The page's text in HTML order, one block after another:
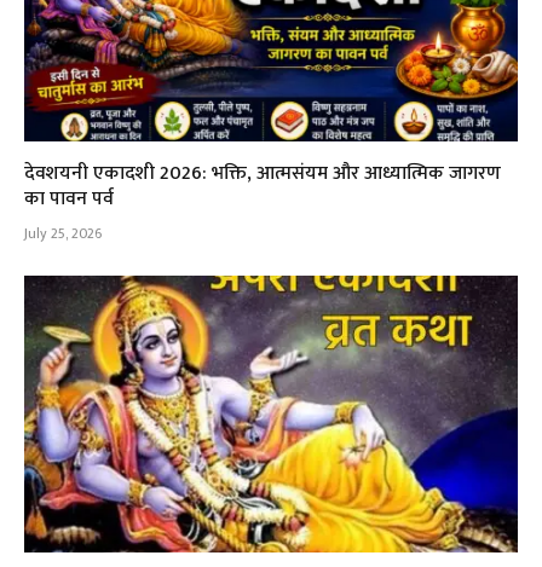
देवशयनी एकादशी 2026: भक्ति, आत्मसंयम और आध्यात्मिक जागरण
का पावन पर्व
July 25, 2026